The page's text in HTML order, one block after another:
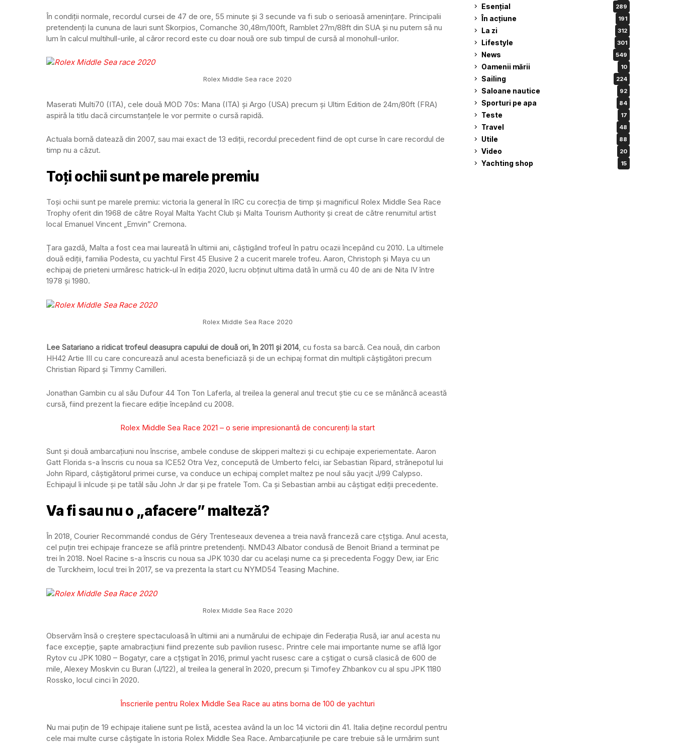
În condiții normale, recordul cursei de 47 de ore, 55 minute și 3 secunde va fi sub o serioasă amenințare. Principalii
pretendenți la cununa de lauri sunt Skorpios, Comanche 30,48m/100ft, Ramblet 27m/88ft din SUA și nu putem să nu
lum în calcul multihull-urile, al căror record este cu doar nouă ore sub timpul de cursă al monohull-urilor.
Rolex Middle Sea race 2020
Maserati Multi70 (ITA), cele două MOD 70s: Mana (ITA) și Argo (USA) precum și Ultim Edition de 24m/80ft (FRA)
aspiră la titlu dacă circumstanțele le vor permite o cursă rapidă.
Actuala bornă datează din 2007, sau mai exact de 13 ediții, recordul precedent fiind de opt curse în care recordul de
timp nu a căzut.
Toți ochii sunt pe marele premiu
Toși ochii sunt pe marele premiu: victoria la general în IRC cu corecția de timp și magnificul Rolex Middle Sea Race
Trophy oferit din 1968 de către Royal Malta Yacht Club și Malta Tourism Authority și creat de către renumitul artist
local Emanuel Vincent „Emvin” Cremona.
Țara gazdă, Malta a fost cea mai laureată în ultimii ani, câștigând trofeul în patru ocazii începând cu 2010. La ultimele
două ediții, familia Podesta, cu yachtul First 45 Elusive 2 a cucerit marele trofeu. Aaron, Christoph și Maya cu un
echipaj de prieteni urmăresc hatrick-ul în ediția 2020, lucru obținut ultima dată în urmă cu 40 de ani de Nita IV între
1978 și 1980.
Rolex Middle Sea Race 2020
Lee Satariano a ridicat trofeul deasupra capului de două ori, în 2011 și 2014, cu fosta sa barcă. Cea nouă, din carbon
HH42 Artie III cu care concurează anul acesta beneficiază și de un echipaj format din multipli câștigători precum
Christian Ripard și Timmy Camilleri.
Jonathan Gambin cu al său Dufour 44 Ton Ton Laferla, al treilea la general anul trecut știe cu ce se mânăncă această
cursă, fiind prezent la fiecare ediție începând cu 2008.
Rolex Middle Sea Race 2021 – o serie impresionantă de concurenți la start
Sunt și două ambarcațiuni nou înscrise, ambele conduse de skipperi maltezi și cu echipaje experiementate. Aaron
Gatt Florida s-a înscris cu noua sa ICE52 Otra Vez, concepută de Umberto felci, iar Sebastian Ripard, strănepotul lui
John Ripard, câștigătorul primei curse, va conduce un echipaj complet maltez pe noul său yacjt J/99 Calypso.
Echipajul îi inlcude și pe tatăl său John Jr dar și pe fratele Tom. Ca și Sebastian ambii au câștigat ediții precedente.
Va fi sau nu o „afacere” malteză?
În 2018, Courier Recommandé condus de Géry Trenteseaux devenea a treia navă franceză care cțștiga. Anul acesta,
cel puțin trei echipaje franceze se află printre pretendenți. NMD43 Albator condusă de Benoit Briand a terminat pe
trei în 2018. Noel Racine s-a înscris cu noua sa JPK 1030 dar cu același nume ca și precedenta Foggy Dew, iar Eric
de Turckheim, locul trei în 2017, se va prezenta la start cu NYMD54 Teasing Machine.
Rolex Middle Sea Race 2020
Observăm însă o creștere spectaculoasă în ultimii ani a numărului de echipaje din Federația Rusă, iar anul acesta nu
face excepție, șapte amabracțiuni fiind prezente sub pavilion rusesc. Printre cele mai importante nume se află Igor
Rytov cu JPK 1080 – Bogatyr, care a cțștigat în 2016, primul yacht rusesc care a cștigat o cursă clasică de 600 de
mile, Alexey Moskvin cu Buran (J/122), al treilea la general în 2020, precum și Timofey Zhbankov cu al spu JPK 1180
Rossko, locul cinci în 2020.
Înscrierile pentru Rolex Middle Sea Race au atins borna de 100 de yachturi
Nu mai puțin de 19 echipaje italiene sunt pe listă, acestea având la un loc 14 victorii din 41. Italia deține recordul pentru
cele mai multe curse câștigate în istoria Rolex Middle Sea Race. Ambarcațiunile pe care trebuie să le urmărim sunt
Esențial 289
În acțiune 191
La zi 312
Lifestyle 301
News 549
Oamenii mării 10
Sailing 224
Saloane nautice 92
Sporturi pe apa 84
Teste 17
Travel 48
Utile 88
Video 20
Yachting shop 15